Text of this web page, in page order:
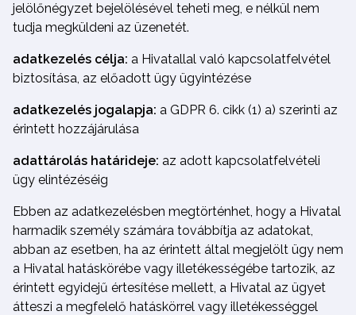
jelölőnégyzet bejelölésével teheti meg, e nélkül nem
tudja megküldeni az üzenetét.
adatkezelés célja: a Hivatallal való kapcsolatfelvétel
biztosítása, az előadott ügy ügyintézése
adatkezelés jogalapja: a GDPR 6. cikk (1) a) szerinti az
érintett hozzájárulása
adattárolás határideje: az adott kapcsolatfelvételi
ügy elintézéséig
Ebben az adatkezelésben megtörténhet, hogy a Hivatal
harmadik személy számára továbbítja az adatokat,
abban az esetben, ha az érintett által megjelölt ügy nem
a Hivatal hatáskörébe vagy illetékességébe tartozik, az
érintett egyidejű értesítése mellett, a Hivatal az ügyet
átteszi a megfelelő hatáskörrel vagy illetékességgel